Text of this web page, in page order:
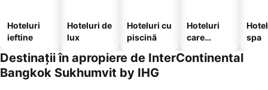
Hoteluri
ieftine
Hoteluri de
lux
Hoteluri cu
piscină
Hoteluri
care
animale
spa
Destinații în apropiere de InterContinental
Bangkok Sukhumvit by IHG